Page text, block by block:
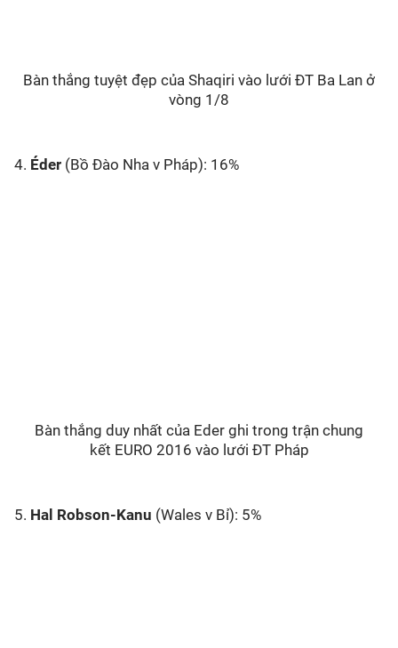
Bàn thắng tuyệt đẹp của Shaqiri vào lưới ĐT Ba Lan ở
vòng 1/8
4. Éder (Bồ Đào Nha v Pháp): 16%
Bàn thắng duy nhất của Eder ghi trong trận chung
kết EURO 2016 vào lưới ĐT Pháp
5. Hal Robson-Kanu (Wales v Bỉ): 5%